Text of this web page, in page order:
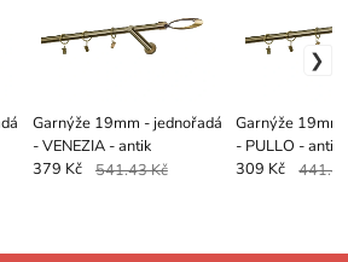
Garnýže 19mm - jednořadá
- VENEZIA - antik
379 Kč 541.43 Kč
Garnýže 19mm
- PULLO - antik
309 Kč